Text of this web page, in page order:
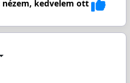
nézem, kedvelem ott